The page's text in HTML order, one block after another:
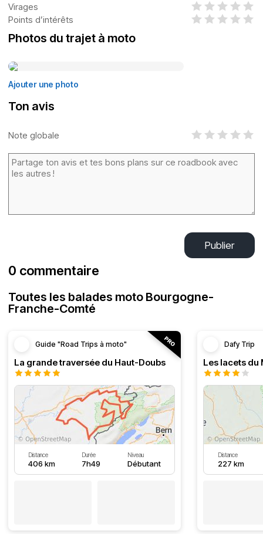
Virages
Points d’intérêts
Photos du trajet à moto
Ajouter une photo
Ton avis
Note globale
Publier
0 commentaire
Toutes les balades moto Bourgogne-
Franche-Comté
Guide "Road Trips à moto"
La grande traversée du Haut-Doubs
Distance
406 km
Durée
7h49
Niveau
Débutant
Dafy Trip
Les lacets du
Distance
227 km